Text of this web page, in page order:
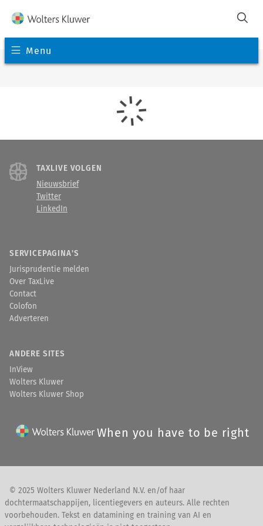
Menu
TAXLIVE VOLGEN
Nieuwsbrief
Twitter
LinkedIn
SERVICEPAGINA'S
Jurisprudentie melden
Over TaxLive
Contact
Colofon
Adverteren
ANDERE SITES
InView
Wolters Kluwer
Wolters Kluwer Shop
When you have to be right
© 2025 Wolters Kluwer Nederland N.V. en/of haar
dochtermaatschappijen, licentiegevers en auteurs. Alle rechten
voorbehouden. Tekst en datamining en training van AI en